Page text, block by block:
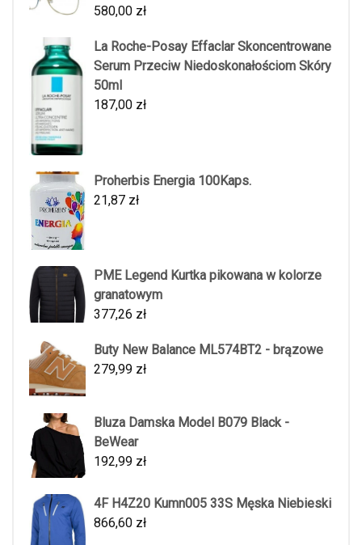
580,00 zł
La Roche-Posay Effaclar Skoncentrowane
Serum Przeciw Niedoskonałościom Skóry
50ml
187,00 zł
Proherbis Energia 100Kaps.
21,87 zł
PME Legend Kurtka pikowana w kolorze
granatowym
377,26 zł
Buty New Balance ML574BT2 - brązowe
279,99 zł
Bluza Damska Model B079 Black -
BeWear
192,99 zł
4F H4Z20 Kumn005 33S Męska Niebieski
866,60 zł